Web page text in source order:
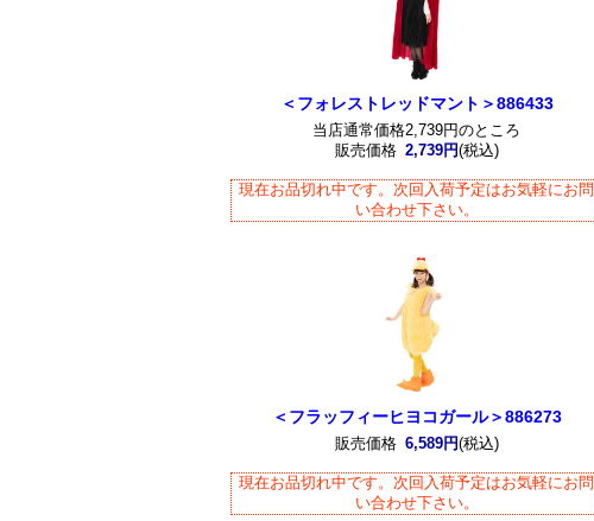
＜フォレストレッドマント＞886433
当店通常価格2,739円のところ
販売価格 2,739円(税込)
現在お品切れ中です。次回入荷予定はお気軽にお問
い合わせ下さい。
＜フラッフィーヒヨコガール＞886273
販売価格 6,589円(税込)
現在お品切れ中です。次回入荷予定はお気軽にお問
い合わせ下さい。